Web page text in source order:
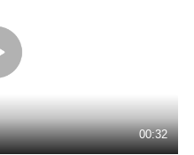
00:32